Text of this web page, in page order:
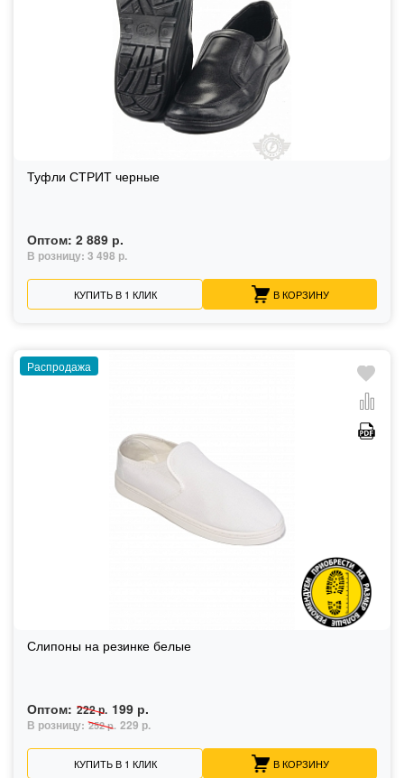
Туфли СТРИТ черные
Оптом: 2 889 р.
В розницу: 3 498 р.
КУПИТЬ В 1 КЛИК В КОРЗИНУ
Распродажа
Слипоны на резинке белые
Оптом: 222 р. 199 р.
В розницу: 252 р. 229 р.
КУПИТЬ В 1 КЛИК В КОРЗИНУ